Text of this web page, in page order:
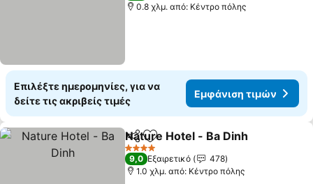
0.8 χλμ. από: Κέντρο πόλης
Επιλέξτε ημερομηνίες, για να
δείτε τις ακριβείς τιμές
Εμφάνιση τιμών
Κοινοποίηση
Προσθήκη στα αγαπημένα
Nature Hotel - Ba Dinh
4 Αστέρια
9,0 Εξαιρετικό
478
1.0 χλμ. από: Κέντρο πόλης